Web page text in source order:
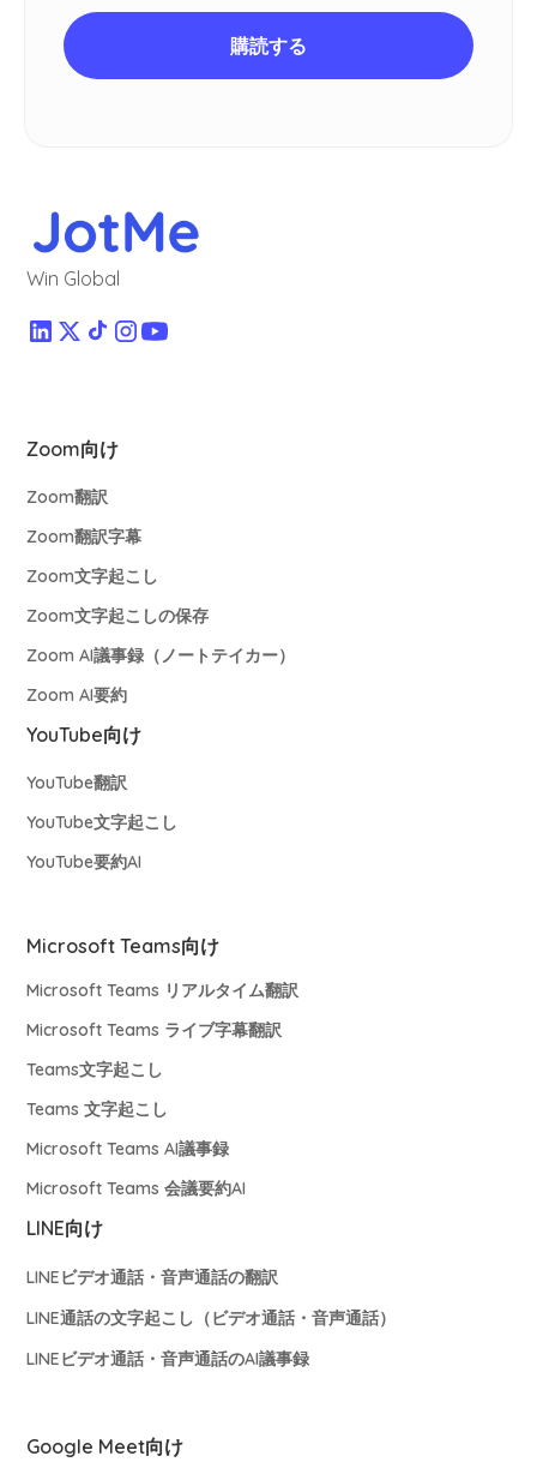
Win Global
Zoom向け
Zoom翻訳
Zoom翻訳字幕
Zoom文字起こし
Zoom文字起こしの保存
Zoom AI議事録（ノートテイカー）
Zoom AI要約
YouTube向け
YouTube翻訳
YouTube文字起こし
YouTube要約AI
Microsoft Teams向け
Microsoft Teams リアルタイム翻訳
Microsoft Teams ライブ字幕翻訳
Teams文字起こし
Teams 文字起こし
Microsoft Teams AI議事録
Microsoft Teams 会議要約AI
LINE向け
LINEビデオ通話・音声通話の翻訳
LINE通話の文字起こし（ビデオ通話・音声通話）
LINEビデオ通話・音声通話のAI議事録
Google Meet向け